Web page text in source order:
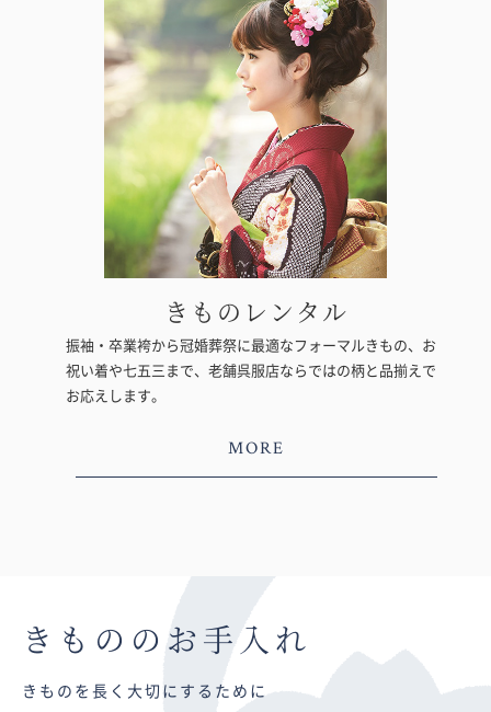
きものレンタル
振袖・卒業袴から冠婚葬祭に最適なフォーマルきもの、お
祝い着や七五三まで、老舗呉服店ならではの柄と品揃えで
お応えします。
MORE
きものの お手入れ
きものを長く大切にするために